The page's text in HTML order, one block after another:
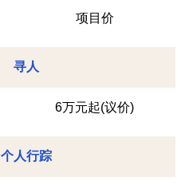
项目价
寻人
6万元起(议价)
个人行踪